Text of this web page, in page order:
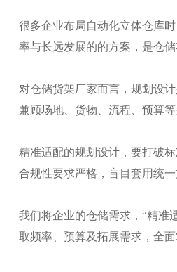
很多企业布局自动化立体仓库
率与长远发展的的方案，是仓
对仓储货架厂家而言，规划设
兼顾场地、货物、流程、预算
精准适配的规划设计，要打破
合规性要求严格，盲目套用统一
我们将企业的仓储需求，“精准
取频率、预算及拓展需求，全面